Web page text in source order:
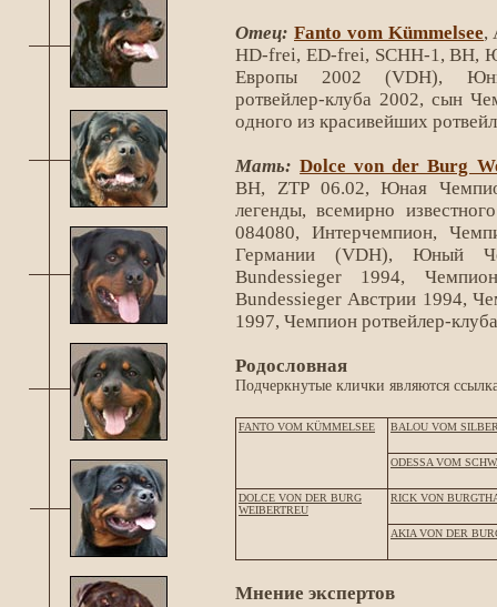
Отец: Fanto vom Kümmelsee,
HD-frei, ED-frei, SCHH-1, BH,
Европы 2002 (VDH),
ротвейлер-клуба 2002, сын
одного из красивейших
Мать: Dolce von der Burg
BH, ZTP 06.02, Юная
легенды, всемирно
084080, Интерчемпион,
Германии (VDH), Юный
Bundessieger 1994,
Bundessieger Австрии 1994,
1997, Чемпион ротвейлер-
Родословная
Подчеркнутые клички являются
FANTO VOM KÜMMELSEE BALOU VOM
ODESSA VOM
DOLCE VON DER BURG
WEIBERTREU
RICK VON
AKIA VON DER
Мнение экспертов